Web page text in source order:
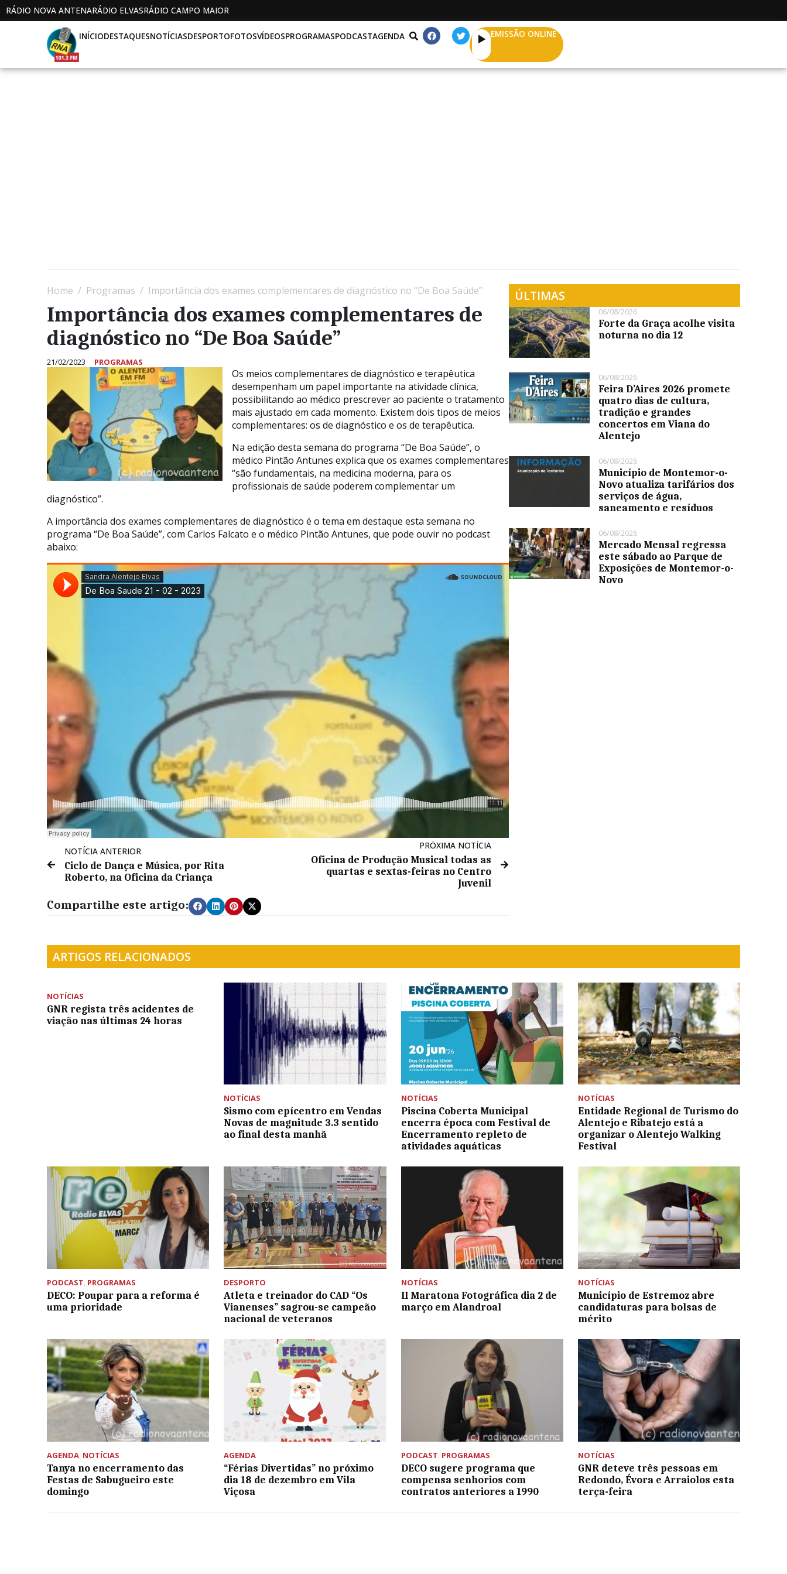
RÁDIO NOVA ANTENARÁDIO ELVASRÁDIO CAMPO MAIOR
INÍCIODESTAQUESNOTÍCIASDESPORTOFOTOSVÍDEOSPROGRAMASPODCASTAGENDA EMISSÃO ONLINE
Home Programas Importância dos exames complementares de diagnóstico no “De Boa Saúde”
Importância dos exames complementares de
diagnóstico no “De Boa Saúde”
21/02/2023 PROGRAMAS
Os meios complementares de diagnóstico e terapêutica
desempenham um papel importante na atividade clínica,
possibilitando ao médico prescrever ao paciente o tratamento
mais ajustado em cada momento. Existem dois tipos de meios
complementares: os de diagnóstico e os de terapêutica.
Na edição desta semana do programa “De Boa Saúde”, o
médico Pintão Antunes explica que os exames complementares
“são fundamentais, na medicina moderna, para os
profissionais de saúde poderem complementar um
diagnóstico”.
A importância dos exames complementares de diagnóstico é o tema em destaque esta semana no
programa “De Boa Saúde”, com Carlos Falcato e o médico Pintão Antunes, que pode ouvir no podcast
abaixo:
NOTÍCIA ANTERIOR
Ciclo de Dança e Música, por Rita
Roberto, na Oficina da Criança
PRÓXIMA NOTÍCIA
Oficina de Produção Musical todas as
quartas e sextas-feiras no Centro
Juvenil
Compartilhe este artigo:
ÚLTIMAS
06/08/2026
Forte da Graça acolhe visita
noturna no dia 12
06/08/2026
Feira D’Aires 2026 promete
quatro dias de cultura,
tradição e grandes
concertos em Viana do
Alentejo
06/08/2026
Município de Montemor-o-
Novo atualiza tarifários dos
serviços de água,
saneamento e resíduos
06/08/2026
Mercado Mensal regressa
este sábado ao Parque de
Exposições de Montemor-o-
Novo
ARTIGOS RELACIONADOS
NOTÍCIAS
GNR regista três acidentes de
viação nas últimas 24 horas
NOTÍCIAS
Sismo com epícentro em Vendas
Novas de magnitude 3.3 sentido
ao final desta manhã
NOTÍCIAS
Piscina Coberta Municipal
encerra época com Festival de
Encerramento repleto de
atividades aquáticas
NOTÍCIAS
Entidade Regional de Turismo do
Alentejo e Ribatejo está a
organizar o Alentejo Walking
Festival
PODCAST, PROGRAMAS
DECO: Poupar para a reforma é
uma prioridade
DESPORTO
Atleta e treinador do CAD “Os
Vianenses” sagrou-se campeão
nacional de veteranos
NOTÍCIAS
II Maratona Fotográfica dia 2 de
março em Alandroal
NOTÍCIAS
Município de Estremoz abre
candidaturas para bolsas de
mérito
AGENDA, NOTÍCIAS
Tanya no encerramento das
Festas de Sabugueiro este
domingo
AGENDA
“Férias Divertidas” no próximo
dia 18 de dezembro em Vila
Viçosa
PODCAST, PROGRAMAS
DECO sugere programa que
compensa senhorios com
contratos anteriores a 1990
NOTÍCIAS
GNR deteve três pessoas em
Redondo, Évora e Arraiolos esta
terça-feira